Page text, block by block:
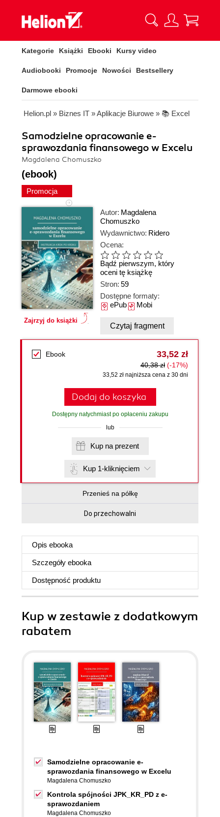
Kategorie Książki Ebooki Kursy video
Audiobooki Promocje Nowości Bestsellery
Darmowe ebooki
Helion.pl » Biznes IT »Aplikacje Biurowe » 📚 Excel
Samodzielne opracowanie e-
sprawozdania finansowego w Excelu
Magdalena Chomuszko
(ebook)
Promocja
Zajrzyj do książki
Autor: Magdalena
Chomuszko
Wydawnictwo: Ridero
Ocena:
Bądź pierwszym, który
oceni tę książkę
Stron: 59
Dostępne formaty:
ePubMobi
Czytaj fragment
Ebook 33,52 zł
40,38 zł (-17%)
33,52 zł najniższa cena z 30 dni
Dodaj do koszyka
Dostępny natychmiast po opłaceniu zakupu
lub
Kup na prezent
Kup 1-kliknięciem
Przenieś na półkę
Do przechowalni
Opis ebooka
Szczegóły ebooka
Dostępność produktu
Kup w zestawie z dodatkowym
rabatem
Samodzielne opracowanie e-
sprawozdania finansowego w Excelu
Magdalena Chomuszko
Kontrola spójności JPK_KR_PD z e-
sprawozdaniem
Magdalena Chomuszko